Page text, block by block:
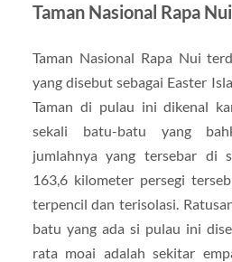
Taman Nasional Rapa Nui
Taman Nasional Rapa Nui
yang disebut sebagai Easter
Taman di pulau ini dikenal
sekali batu-batu yang
jumlahnya yang tersebar di
163,6 kilometer persegi
terpencil dan terisolasi.
batu yang ada si pulau ini
rata moai adalah sekitar